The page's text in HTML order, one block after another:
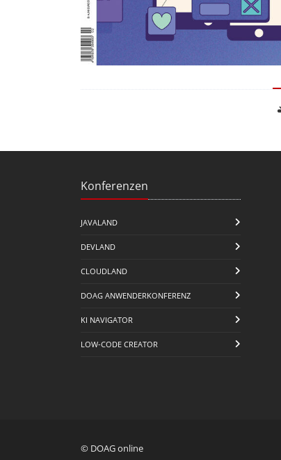
Konferenzen
JAVALAND
DEVLAND
CLOUDLAND
DOAG ANWENDERKONFERENZ
KI NAVIGATOR
LOW-CODE CREATOR
© DOAG online